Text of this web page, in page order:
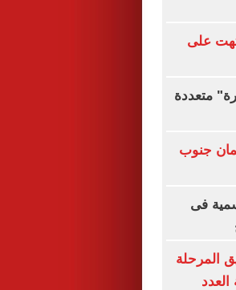
على
متعددة
جنوب
تذكرة موسمية فى
المرحلة